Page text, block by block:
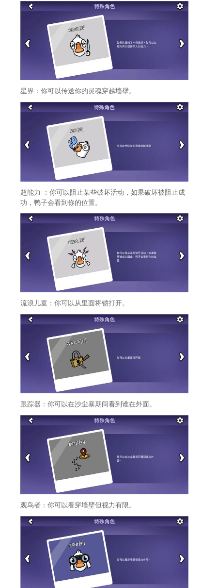
星界：你可以传送你的灵魂穿越墙壁。
超能力 ：你可以阻止某些破坏活动，如果破坏被阻止成
功，鸭子会看到你的位置。
流浪儿童：你可以从里面将锁打开。
跟踪器：你可以在沙尘暴期间看到谁在外面。
观鸟者：你可以看穿墙壁但视力有限。